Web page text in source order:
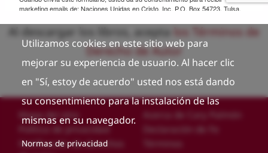
Al descargar los libros, acepta los Términos de
Derecho de Autor
Custom footer
Mapa del sitio
Política de privacidad
Notificación de derechos
Acerca de Cary Palmón
Declaración de Fe
Utilizamos cookies en este sitio web para
mejorar su experiencia de usuario. Al hacer clic
en "Sí, estoy de acuerdo" usted nos está dando
su consentimiento para la instalación de las
mismas en su navegador.
Normas de privacidad